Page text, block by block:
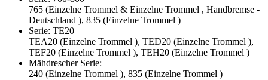
765 (Einzelne Trommel & Einzelne Trommel , Handbremse -
Deutschland ), 835 (Einzelne Trommel )
Serie: TE20
TEA20 (Einzelne Trommel ), TED20 (Einzelne Trommel ),
TEF20 (Einzelne Trommel ), TEH20 (Einzelne Trommel )
Mähdrescher Serie:
240 (Einzelne Trommel ), 835 (Einzelne Trommel )